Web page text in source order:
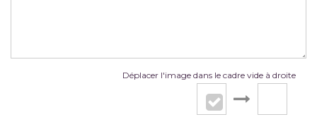
Déplacer l'image dans le cadre vide à droite